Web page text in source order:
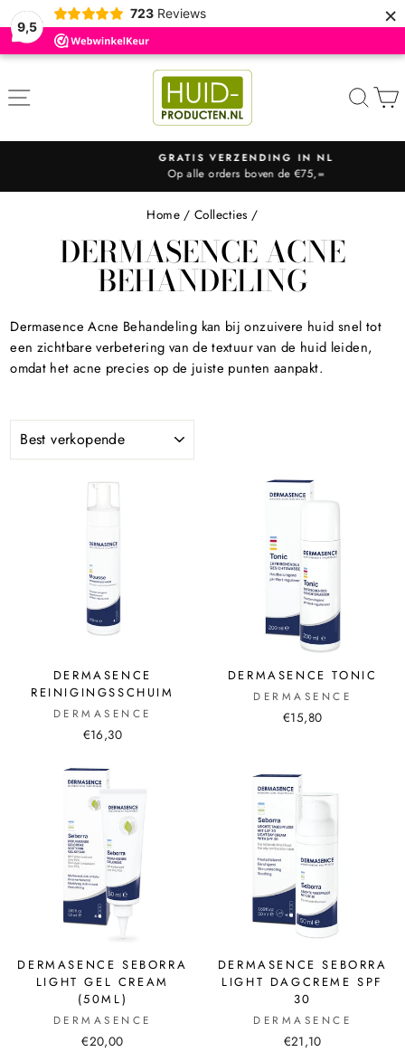
9,5
723 Reviews ×
Diavoorstelling
GRATIS VERZENDING IN NL
Op alle orders boven de €75,=
Home / Collecties /
DERMASENCE ACNE
BEHANDELING
Dermasence Acne Behandeling kan bij onzuivere huid snel tot
een zichtbare verbetering van de textuur van de huid leiden,
omdat het acne precies op de juiste punten aanpakt.
DERMASENCE
REINIGINGSSCHUIM
DERMASENCE
€16,30
DERMASENCE TONIC
DERMASENCE
€15,80
DERMASENCE SEBORRA
LIGHT GEL CREAM
(50ML)
DERMASENCE
€20,00
DERMASENCE SEBORRA
LIGHT DAGCREME SPF
30
DERMASENCE
€21,10